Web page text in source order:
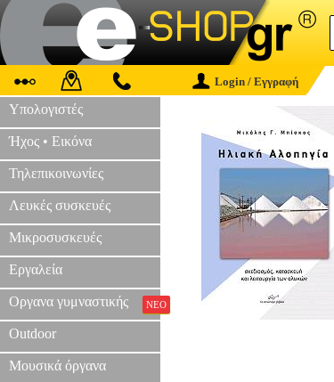
Login / Εγγραφή
Υπολογιστές
Ήχος • Εικόνα
Τηλεπικοινωνίες
Λευκές συσκευές
Μικροσυσκευές
Εργαλεία
Οργανα γυμναστικής ΝΕΟ
Outdoor
Μουσικά όργανα